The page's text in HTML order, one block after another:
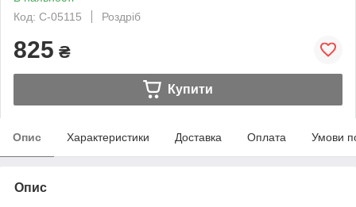
Код: С-05115
Роздріб
825 ₴
Купити
Опис Характеристики Доставка Оплата Умови
Опис